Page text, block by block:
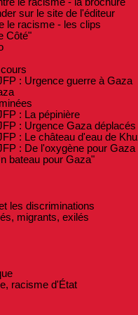
sur le site de l'éditeur
le racisme - les clips
Côté"
: Urgence guerre à Gaza
: La pépinière
: Urgence Gaza déplacés
: Le château d'eau de
: De l'oxygène pour Gaza
bateau pour Gaza"
les discriminations
migrants, exilés
racisme d'État